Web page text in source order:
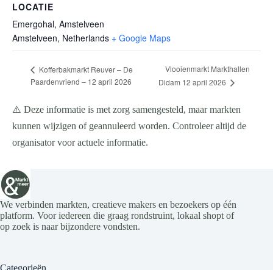
LOCATIE
Emergohal, Amstelveen
Amstelveen, Netherlands + Google Maps
Kofferbakmarkt Reuver – De
Paardenvriend – 12 april 2026
Vlooienmarkt Markthallen
Didam 12 april 2026
⚠️ Deze informatie is met zorg samengesteld, maar markten
kunnen wijzigen of geannuleerd worden. Controleer altijd de
organisator voor actuele informatie.
We verbinden markten, creatieve makers en bezoekers op één
platform. Voor iedereen die graag rondstruint, lokaal shopt of
op zoek is naar bijzondere vondsten.